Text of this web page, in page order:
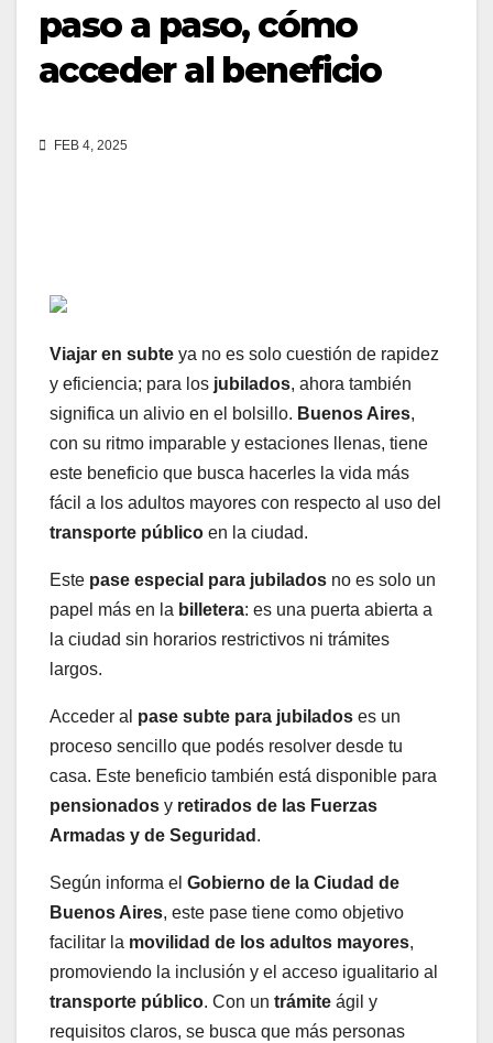
paso a paso, cómo
acceder al beneficio
FEB 4, 2025
Viajar en subte ya no es solo cuestión de rapidez
y eficiencia; para los jubilados, ahora también
significa un alivio en el bolsillo. Buenos Aires,
con su ritmo imparable y estaciones llenas, tiene
este beneficio que busca hacerles la vida más
fácil a los adultos mayores con respecto al uso del
transporte público en la ciudad.
Este pase especial para jubilados no es solo un
papel más en la billetera: es una puerta abierta a
la ciudad sin horarios restrictivos ni trámites
largos.
Acceder al pase subte para jubilados es un
proceso sencillo que podés resolver desde tu
casa. Este beneficio también está disponible para
pensionados y retirados de las Fuerzas
Armadas y de Seguridad .
Según informa el Gobierno de la Ciudad de
Buenos Aires, este pase tiene como objetivo
facilitar la movilidad de los adultos mayores,
promoviendo la inclusión y el acceso igualitario al
transporte público. Con un trámite ágil y
requisitos claros, se busca que más personas